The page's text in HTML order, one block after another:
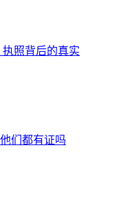
照背后的真实
们都有证吗